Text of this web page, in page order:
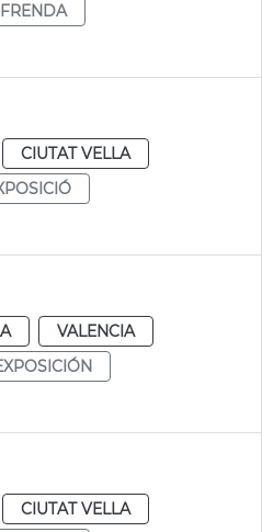
CIUTAT VELLA
VALENCIA
CIUTAT VELLA